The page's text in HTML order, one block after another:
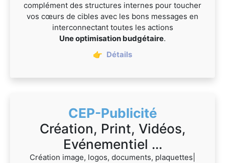
complément des structures internes pour toucher
vos cœurs de cibles avec les bons messages en
interconnectant toutes les actions
Une optimisation budgétaire.
👉 Détails
CEP-Publicité
Création, Print, Vidéos,
Evénementiel ...
Création image, logos, documents, plaquettes|